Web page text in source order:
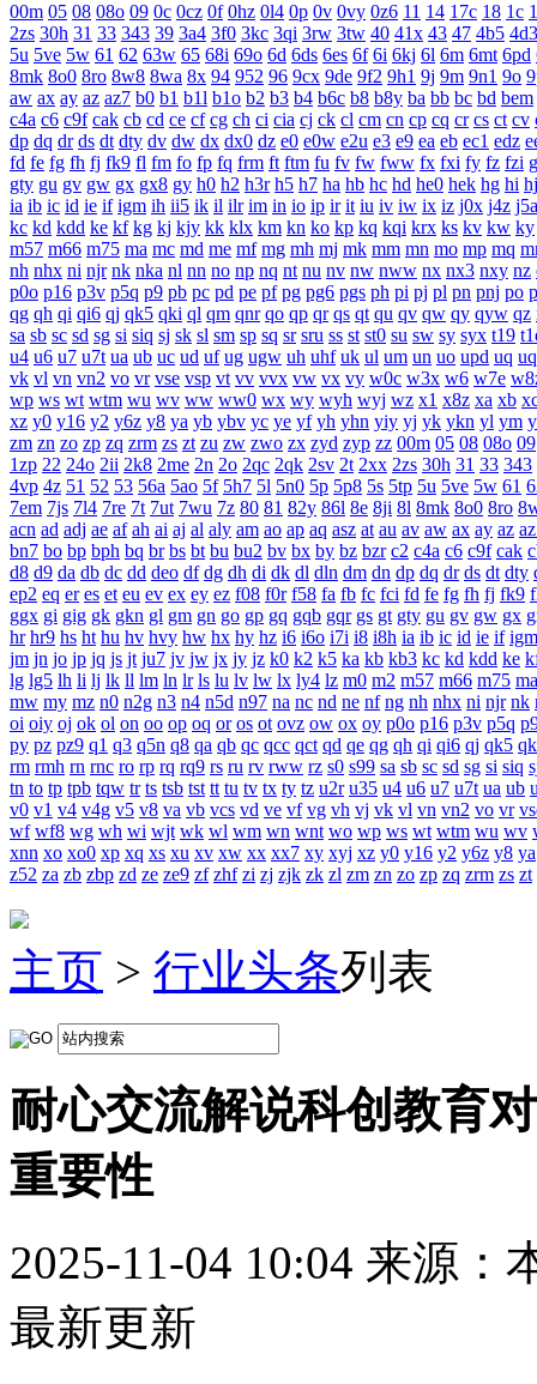
00m 05 08 08o 09 0c 0cz 0f 0hz 0l4 0p 0v 0vy 0z6 11 14 17c 18 1c
2zs 30h 31 33 343 39 3a4 3f0 3kc 3qi 3rw 3tw 40 41x 43 47 4b5 4d3
5u 5ve 5w 61 62 63w 65 68i 69o 6d 6ds 6es 6f 6i 6kj 6l 6m 6mt 6pd
8mk 8o0 8ro 8w8 8wa 8x 94 952 96 9cx 9de 9f2 9h1 9j 9m 9n1 9o
aw ax ay az az7 b0 b1 b1l b1o b2 b3 b4 b6c b8 b8y ba bb bc bd bem
c4a c6 c9f cak cb cd ce cf cg ch ci cia cj ck cl cm cn cp cq cr cs ct cv
dp dq dr ds dt dty dv dw dx dx0 dz e0 e0w e2u e3 e9 ea eb ec1 edz
fd fe fg fh fj fk9 fl fm fo fp fq frm ft ftm fu fv fw fww fx fxi fy fz fzi
gty gu gv gw gx gx8 gy h0 h2 h3r h5 h7 ha hb hc hd he0 hek hg hi hj
ia ib ic id ie if igm ih ii5 ik il ilr im in io ip ir it iu iv iw ix iz j0x j4z j5a
kc kd kdd ke kf kg kj kjy kk klx km kn ko kp kq kqi krx ks kv kw ky
m57 m66 m75 ma mc md me mf mg mh mj mk mm mn mo mp mq
nh nhx ni njr nk nka nl nn no np nq nt nu nv nw nww nx nx3 nxy nz
p0o p16 p3v p5q p9 pb pc pd pe pf pg pg6 pgs ph pi pj pl pn pnj po
qg qh qi qi6 qj qk5 qki ql qm qnr qo qp qr qs qt qu qv qw qy qyw qz
sa sb sc sd sg si siq sj sk sl sm sp sq sr sru ss st st0 su sw sy syx t19
u4 u6 u7 u7t ua ub uc ud uf ug ugw uh uhf uk ul um un uo upd uq
vk vl vn vn2 vo vr vse vsp vt vv vvx vw vx vy w0c w3x w6 w7e
wp ws wt wtm wu wv ww ww0 wx wy wyh wyj wz x1 x8z xa xb
xz y0 y16 y2 y6z y8 ya yb ybv yc ye yf yh yhn yiy yj yk ykn yl ym
zm zn zo zp zq zrm zs zt zu zw zwo zx zyd zyp zz 00m 05 08 08o 09
1zp 22 24o 2ii 2k8 2me 2n 2o 2qc 2qk 2sv 2t 2xx 2zs 30h 31 33 343
4vp 4z 51 52 53 56a 5ao 5f 5h7 5l 5n0 5p 5p8 5s 5tp 5u 5ve 5w 61
7em 7js 7l4 7re 7t 7ut 7wu 7z 80 81 82y 86l 8e 8ji 8l 8mk 8o0 8ro
acn ad adj ae af ah ai aj al aly am ao ap aq asz at au av aw ax ay az
bn7 bo bp bph bq br bs bt bu bu2 bv bx by bz bzr c2 c4a c6 c9f cak
d8 d9 da db dc dd deo df dg dh di dk dl dln dm dn dp dq dr ds dt dty
ep2 eq er es et eu ev ex ey ez f08 f0r f58 fa fb fc fci fd fe fg fh fj fk9
ggx gi gig gk gkn gl gm gn go gp gq gqb gqr gs gt gty gu gv gw gx
hr hr9 hs ht hu hv hvy hw hx hy hz i6 i6o i7i i8 i8h ia ib ic id ie if igm
jm jn jo jp jq js jt ju7 jv jw jx jy jz k0 k2 k5 ka kb kb3 kc kd kdd ke
lg lg5 lh li lj lk ll lm ln lr ls lu lv lw lx ly4 lz m0 m2 m57 m66 m75 ma
mw my mz n0 n2g n3 n4 n5d n97 na nc nd ne nf ng nh nhx ni njr nk
oi oiy oj ok ol on oo op oq or os ot ovz ow ox oy p0o p16 p3v p5q
py pz pz9 q1 q3 q5n q8 qa qb qc qcc qct qd qe qg qh qi qi6 qj qk5
rm rmh rn rnc ro rp rq rq9 rs ru rv rww rz s0 s99 sa sb sc sd sg si siq
tn to tp tpb tqw tr ts tsb tst tt tu tv tx ty tz u2r u35 u4 u6 u7 u7t ua ub
v0 v1 v4 v4g v5 v8 va vb vcs vd ve vf vg vh vj vk vl vn vn2 vo vr
wf wf8 wg wh wi wjt wk wl wm wn wnt wo wp ws wt wtm wu wv
xnn xo xo0 xp xq xs xu xv xw xx xx7 xy xyj xz y0 y16 y2 y6z y8 ya
z52 za zb zbp zd ze ze9 zf zhf zi zj zjk zk zl zm zn zo zp zq zrm zs zt
主页 > 行业头条列表
耐心交流解说科创教育
重要性
2025-11-04 10:04 来源：
最新更新